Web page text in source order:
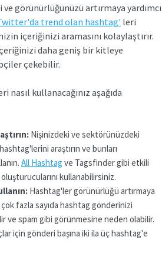
görünürlüğünüzü artırmaya yardımcı
trend olan hashtag' leri
içeriğinizi aramasını kolaylaştırır.
daha geniş bir kitleye
çekebilir.
kullanacağınız aşağıda
Nişinizdeki ve sektörünüzdeki
araştırın ve bunları
All Hashtag ve Tagsfinder gibi etkili
oluşturucularını kullanabilirsiniz.
Hashtag'ler görünürlüğü artırmaya
çok fazla sayıda hashtag gönderinizi
ve spam gibi görünmesine neden olabilir.
için gönderi başına iki ila üç hashtag'e